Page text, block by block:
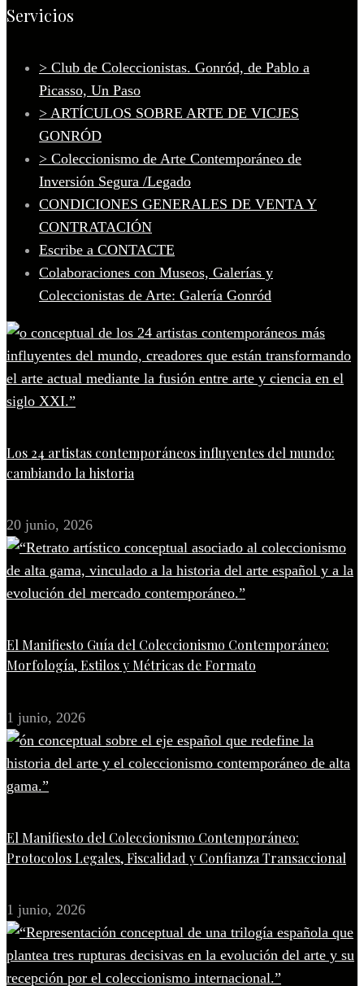
Servicios
> Club de Coleccionistas. Gonród, de Pablo a
Picasso, Un Paso
> ARTÍCULOS SOBRE ARTE DE VICJES
GONRÓD
> Coleccionismo de Arte Contemporáneo de
Inversión Segura /Legado
CONDICIONES GENERALES DE VENTA Y
CONTRATACIÓN
Escribe a CONTACTE
Colaboraciones con Museos, Galerías y
Coleccionistas de Arte: Galería Gonród
Los 24 artistas contemporáneos influyentes del mundo:
cambiando la historia
20 junio, 2026
El Manifiesto Guía del Coleccionismo Contemporáneo:
Morfología, Estilos y Métricas de Formato
1 junio, 2026
El Manifiesto del Coleccionismo Contemporáneo:
Protocolos Legales, Fiscalidad y Confianza Transaccional
1 junio, 2026